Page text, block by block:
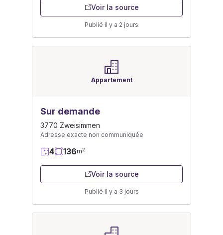
Voir la source
Publié il y a 2 jours
Appartement
Sur demande
3770 Zweisimmen
Adresse exacte non communiquée
4 136m2
Voir la source
Publié il y a 3 jours